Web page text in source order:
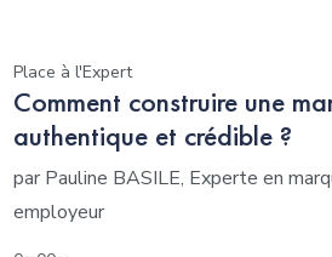
Place à l'Expert
Comment construire une
authentique et crédible ?
par Pauline BASILE, Experte en
employeur